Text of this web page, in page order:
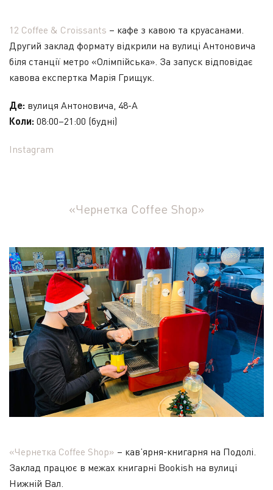
12 Coffee & Croissants – кафе з кавою та круасанами.
Другий заклад формату відкрили на вулиці Антоновича
біля станції метро «Олімпійська». За запуск відповідає
кавова експертка Марія Грищук.
Де: вулиця Антоновича, 48-А
Коли: 08:00–21:00 (будні)
Instagram
«Чернетка Coffee Shop»
«Чернетка Coffee Shop» – кав’ярня-книгарня на Подолі.
Заклад працює в межах книгарні Bookish на вулиці
Нижній Вал.